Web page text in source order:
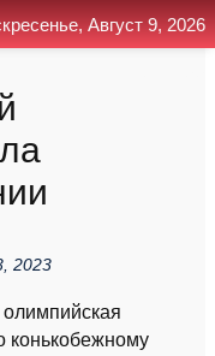
2023
конькобежному
Август 9, 2026